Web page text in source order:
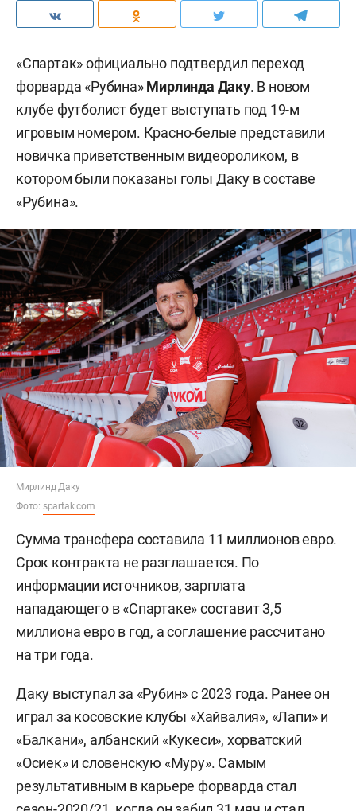
«Спартак» официально подтвердил переход
форварда «Рубина»Мирлинда Даку. В новом
клубе футболист будет выступать под 19-м
игровым номером. Красно-белые представили
новичка приветственным видеороликом, в
котором были показаны голы Даку в составе
«Рубина».
Мирлинд Даку
Фото: spartak.com
Сумма трансфера составила 11 миллионов евро.
Срок контракта не разглашается. По
информации источников, зарплата
нападающего в «Спартаке» составит 3,5
миллиона евро в год, а соглашение рассчитано
на три года.
Даку выступал за «Рубин» с 2023 года. Ранее он
играл за косовские клубы «Хайвалия», «Лапи» и
«Балкани», албанский «Кукеси», хорватский
«Осиек» и словенскую «Муру». Самым
результативным в карьере форварда стал